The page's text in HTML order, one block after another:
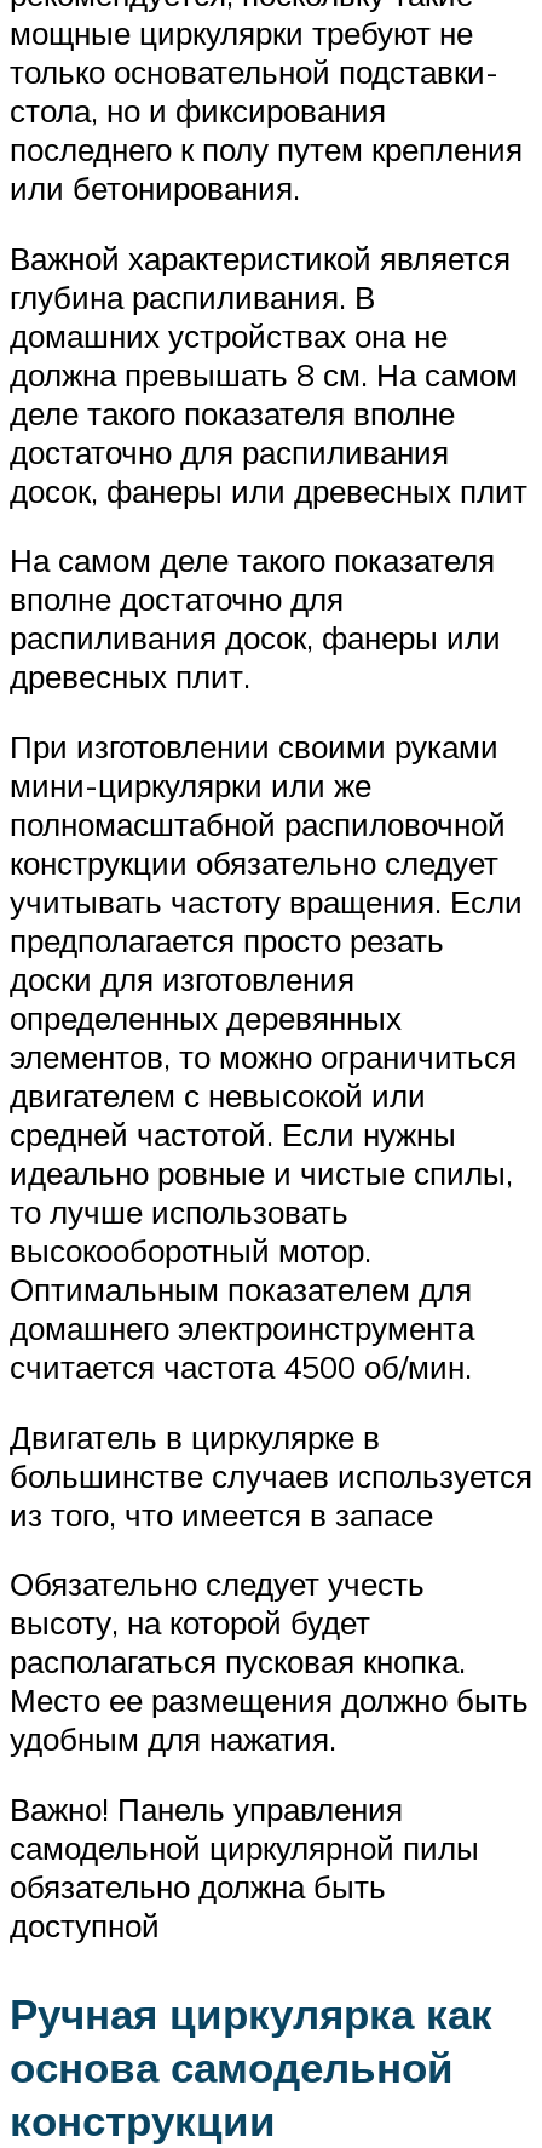
мощные циркулярки требуют не
только основательной подставки-
стола, но и фиксирования
последнего к полу путем крепления
или бетонирования.
Важной характеристикой является
глубина распиливания. В
домашних устройствах она не
должна превышать 8 см. На самом
деле такого показателя вполне
достаточно для распиливания
досок, фанеры или древесных плит
На самом деле такого показателя
вполне достаточно для
распиливания досок, фанеры или
древесных плит.
При изготовлении своими руками
мини-циркулярки или же
полномасштабной распиловочной
конструкции обязательно следует
учитывать частоту вращения. Если
предполагается просто резать
доски для изготовления
определенных деревянных
элементов, то можно ограничиться
двигателем с невысокой или
средней частотой. Если нужны
идеально ровные и чистые спилы,
то лучше использовать
высокооборотный мотор.
Оптимальным показателем для
домашнего электроинструмента
считается частота 4500 об/мин.
Двигатель в циркулярке в
большинстве случаев используется
из того, что имеется в запасе
Обязательно следует учесть
высоту, на которой будет
располагаться пусковая кнопка.
Место ее размещения должно быть
удобным для нажатия.
Важно! Панель управления
самодельной циркулярной пилы
обязательно должна быть
доступной
Ручная циркулярка как
основа самодельной
конструкции